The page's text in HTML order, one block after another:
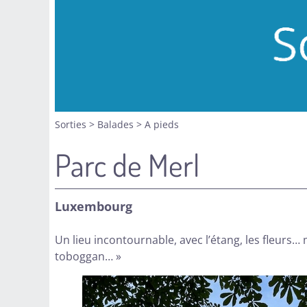
Sorties > Balades > A pieds
Parc de Merl
Luxembourg
Un lieu incontournable, avec l’étang, les
toboggan… »